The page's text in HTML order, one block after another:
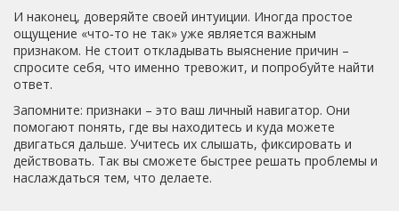
И наконец, доверяйте своей интуиции. Иногда простое
ощущение «что‑то не так» уже является важным
признаком. Не стоит откладывать выяснение причин –
спросите себя, что именно тревожит, и попробуйте найти
ответ.
Запомните: признаки – это ваш личный навигатор. Они
помогают понять, где вы находитесь и куда можете
двигаться дальше. Учитесь их слышать, фиксировать и
действовать. Так вы сможете быстрее решать проблемы и
наслаждаться тем, что делаете.